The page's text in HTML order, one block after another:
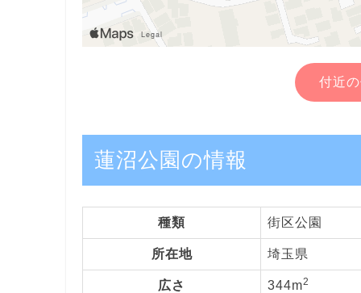
付近
蓮沼公園の情報
種類 街区公園
所在地 埼玉県
広さ 344m2